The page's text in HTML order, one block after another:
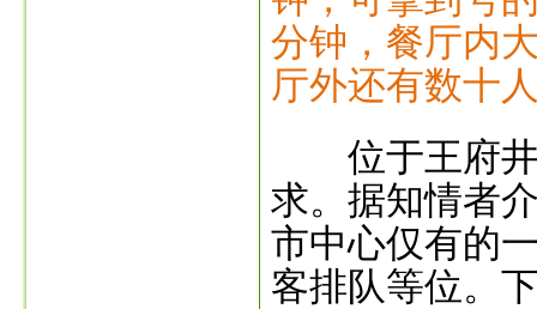
分钟，餐厅内
厅外还有数十
位于王府井
求。据知情者
市中心仅有的
客排队等位。